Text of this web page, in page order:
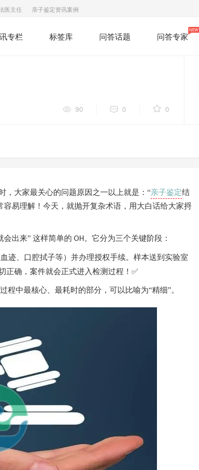
医主任 亲子鉴定资讯案例
专栏 标签库 问答话题 问答专家
NEW
90 0 0
，大家最关心的问题原因之一以上就是：“亲子鉴定结
易理解！今天，就抛开复杂术语，用大白话给大家捋
会出来” 这样简单的 OH 。它分为三个关键阶段：
迹、口腔拭子等）并办理授权手续。样本送到实验室
正确，案件就会正式进入检测过程！✅
程中最核心、最耗时的部分，可以比喻为“精细”。